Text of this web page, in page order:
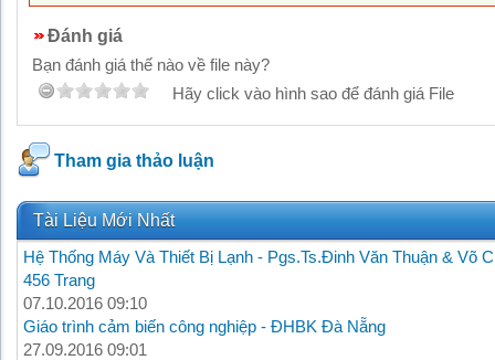
Đánh giá
Bạn đánh giá thế nào về file này?
Hãy click vào hình sao để đánh giá File
Tham gia thảo luận
Tài Liệu Mới Nhất
Hệ Thống Máy Và Thiết Bị Lạnh - Pgs.Ts.Đinh Văn Thuận & Võ
456 Trang
07.10.2016 09:10
Giáo trình cảm biến công nghiệp - ĐHBK Đà Nẵng
27.09.2016 09:01